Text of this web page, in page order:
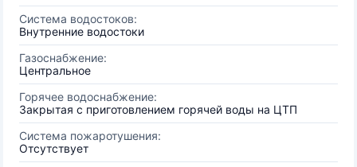
Система водостоков:
Внутренние водостоки
Газоснабжение:
Центральное
Горячее водоснабжение:
Закрытая с приготовлением горячей воды на ЦТП
Система пожаротушения:
Отсутствует